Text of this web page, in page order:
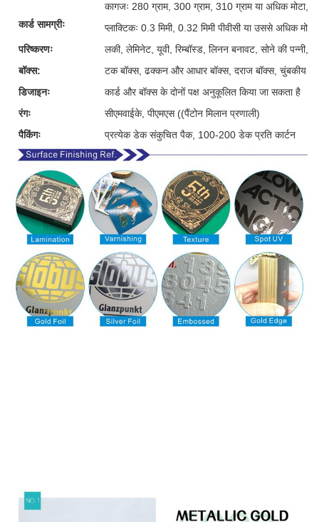
कार्ड सामग्रीः
कागजः 280 ग्राम, 300 ग्राम, 310 ग्राम या अधिक मोटा,
प्लाक्टिकः 0.3 मिमी, 0.32 मिमी पीवीसी या उससे अधिक मोटी
परिष्करणः
लकी, लेमिनेट, यूवी, रिम्बॉस्ड, लिनन बनावट, सोने की पन्नी,
बॉक्स:
टक बॉक्स, ढक्कन और आधार बॉक्स, दराज बॉक्स, चुंबकीय
डिजाइनः
कार्ड और बॉक्स के दोनों पक्ष अनुकूलित किया जा सकता है
रंगः
सीएमवाईके, पीएमएस ((पैंटोन मिलान प्रणाली)
पैकिंगः
प्रत्येक डेक संकुचित पैक, 100-200 डेक प्रति कार्टन